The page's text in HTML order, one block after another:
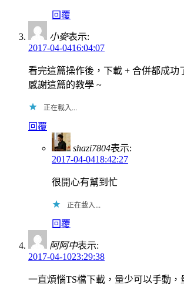
回覆
小麥表示:
2017-04-0416:04:07
看完這篇操作後，下載 + 合併都成功
感謝這篇的教學 ~
正在載入...
回覆
shazi7804表示:
2017-04-0418:42:27
很開心有幫到忙
正在載入...
回覆
阿阿中表示:
2017-04-1023:29:38
一直煩惱TS檔下載，量少可以手動，